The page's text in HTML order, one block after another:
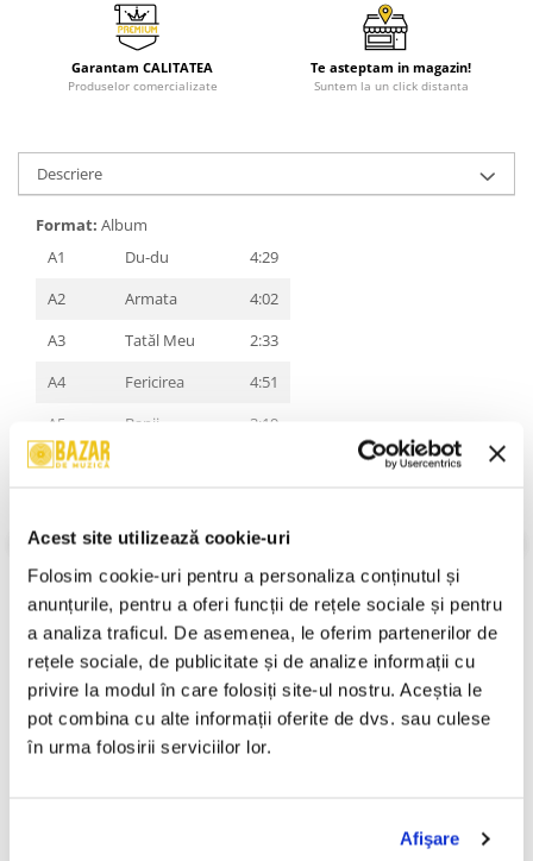
Acest site utilizează cookie-uri
Folosim cookie-uri pentru a personaliza conținutul și
anunțurile, pentru a oferi funcții de rețele sociale și pentru
a analiza traficul. De asemenea, le oferim partenerilor de
rețele sociale, de publicitate și de analize informații cu
privire la modul în care folosiți site-ul nostru. Aceștia le
pot combina cu alte informații oferite de dvs. sau culese
în urma folosirii serviciilor lor.
Afişare
Garantam CALITATEA
Produselor comercializate
Te asteptam in magazin!
Suntem la un click distanta
Descriere
Format: Album
A1
Du-du
4:29
A2
Armata
4:02
A3
Tatăl Meu
2:33
A4
Fericirea
4:51
A5
Banii
3:19
A6
B8
Şcoala
3:36
B9
Liza
4:03
B10
Cureaua
4:58
B11
Nunta
3:27
B12
Copacul Vieţii 3:09
An Lansare:2005
Stil:Acoustic
Stare Disc:Near Mint (NM or M-)
Stare Coperta:Near Mint (NM or M-)
Informatii conformitate produs
Review-uri(0)